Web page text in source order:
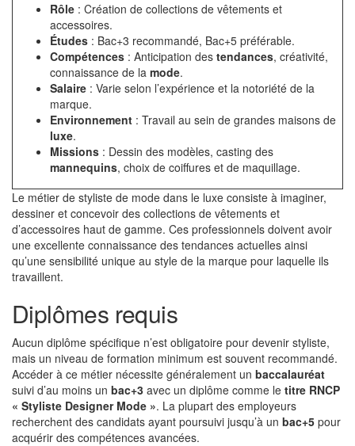
Rôle : Création de collections de vêtements et
accessoires.
Études : Bac+3 recommandé, Bac+5 préférable.
Compétences : Anticipation des tendances, créativité,
connaissance de la mode.
Salaire : Varie selon l’expérience et la notoriété de la
marque.
Environnement : Travail au sein de grandes maisons de
luxe.
Missions : Dessin des modèles, casting des
mannequins, choix de coiffures et de maquillage.
Le métier de styliste de mode dans le luxe consiste à imaginer,
dessiner et concevoir des collections de vêtements et
d’accessoires haut de gamme. Ces professionnels doivent avoir
une excellente connaissance des tendances actuelles ainsi
qu’une sensibilité unique au style de la marque pour laquelle ils
travaillent.
Diplômes requis
Aucun diplôme spécifique n’est obligatoire pour devenir styliste,
mais un niveau de formation minimum est souvent recommandé.
Accéder à ce métier nécessite généralement un baccalauréat
suivi d’au moins un bac+3 avec un diplôme comme le titre RNCP
« Styliste Designer Mode ». La plupart des employeurs
recherchent des candidats ayant poursuivi jusqu’à un bac+5 pour
acquérir des compétences avancées.